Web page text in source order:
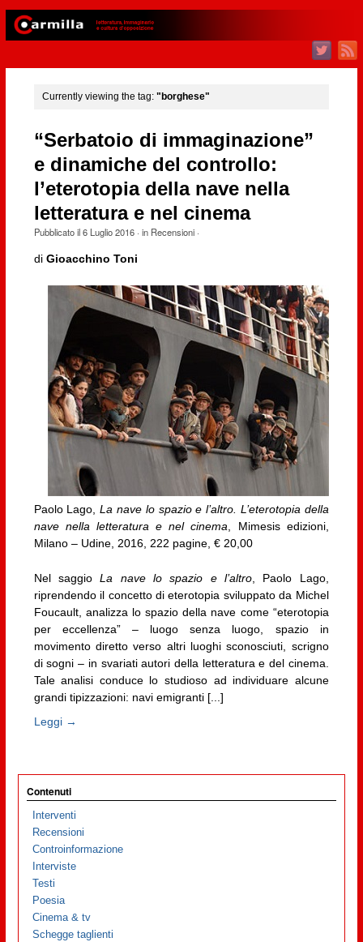
Currently viewing the tag: "borghese"
“Serbatoio di immaginazione”
e dinamiche del controllo:
l’eterotopia della nave nella
letteratura e nel cinema
Pubblicato il6 Luglio 2016· in Recensioni·
di Gioacchino Toni
Paolo Lago, La nave lo spazio e l’altro. L’eterotopia della
nave nella letteratura e nel cinema , Mimesis edizioni,
Milano – Udine, 2016, 222 pagine, € 20,00
Nel saggioLa nave lo spazio e l’altro, Paolo Lago,
riprendendo il concetto di eterotopia sviluppato da Michel
Foucault, analizza lo spazio della nave come “eterotopia
per eccellenza” – luogo senza luogo, spazio in
movimento diretto verso altri luoghi sconosciuti, scrigno
di sogni – in svariati autori della letteratura e del cinema.
Tale analisi conduce lo studioso ad individuare alcune
grandi tipizzazioni: navi emigranti [...]
Leggi →
Contenuti
Interventi
Recensioni
Controinformazione
Interviste
Testi
Poesia
Cinema & tv
Schegge taglienti